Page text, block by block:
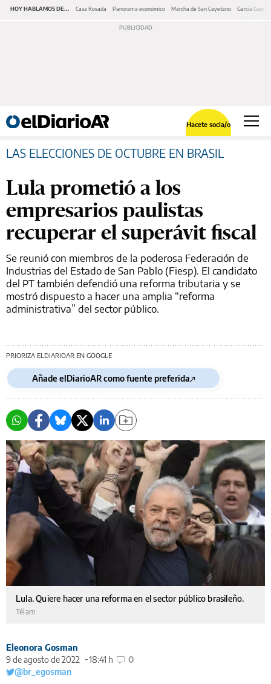
HOY HABLAMOS DE... Casa Rosada Panorama económico Marcha de San Cayetano García Cuerva
Hacete socia/o
LAS ELECCIONES DE OCTUBRE EN BRASIL
Lula prometió a los
empresarios paulistas
recuperar el superávit fiscal
Se reunió con miembros de la poderosa Federación de
Industrias del Estado de San Pablo (Fiesp). El candidato
del PT también defendió una reforma tributaria y se
mostró dispuesto a hacer una amplia “reforma
administrativa” del sector público.
PRIORIZA ELDIARIOAR EN GOOGLE
Añade elDiarioAR como fuente preferida
Lula. Quiere hacer una reforma en el sector público brasileño.
Télam
Eleonora Gosman
9 de agosto de 2022
18:41 h
0
@br_egosman